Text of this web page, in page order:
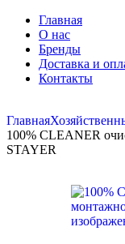
Главная
О нас
Бренды
Доставка и
Контакты
Главная
100% CLEANER
STAYER